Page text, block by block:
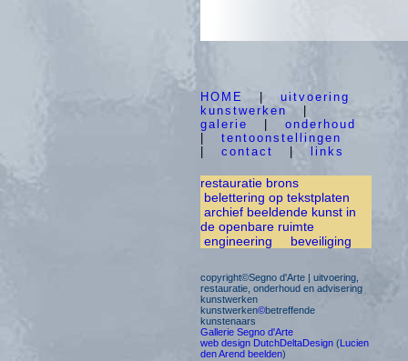
HOME
uitvoering
kunstwerken
galerie
onderhoud
tentoonstellingen
contact links
restauratie brons
belettering op tekstplaten
archief beeldende kunst in
de openbare ruimte
engineering
beveiliging
copyright©Segno d'Arte | uitvoering,
restauratie, onderhoud en advisering
kunstwerken
kunstwerken©betreffende
kunstenaars
Gallerie Segno d'Arte
web design DutchDeltaDesign (Lucien
den Arend beelden)